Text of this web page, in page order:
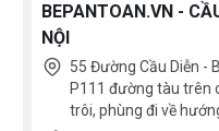
BEPANTOAN.VN -
NỘI
55 Đường Cầu Diễn -
P111 đường tàu trên
trôi, phùng đi về